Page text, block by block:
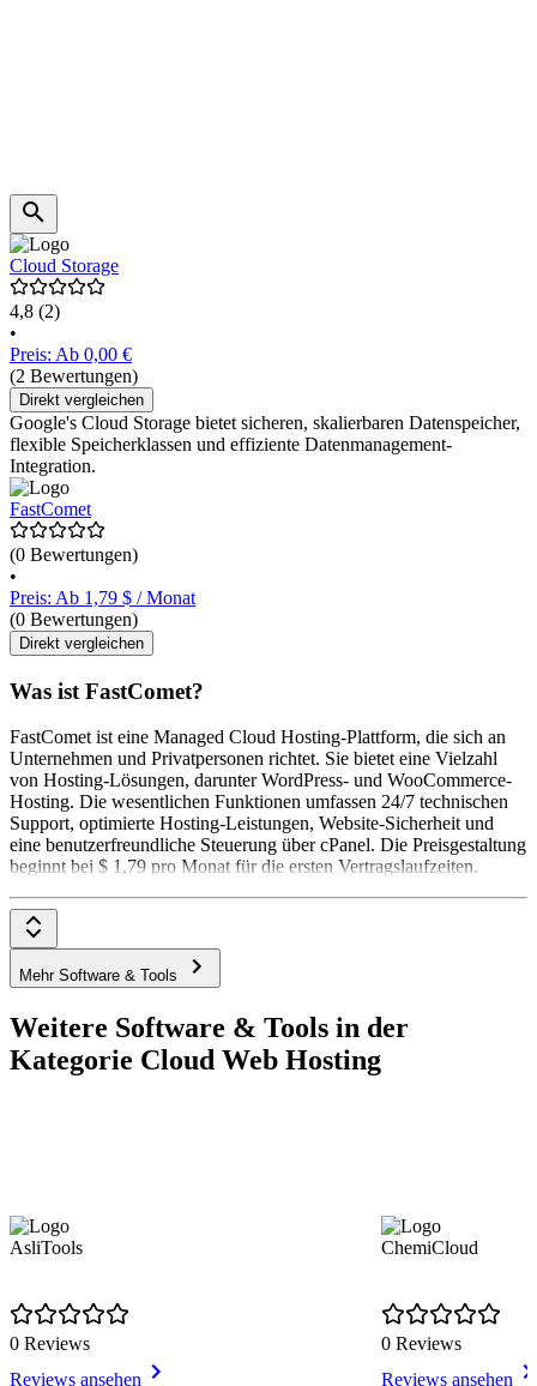
Cloud Storage
4,8 (2)
•
Preis: Ab 0,00 €
(2 Bewertungen)
Direkt vergleichen
Google's Cloud Storage bietet sicheren, skalierbaren Datenspeicher,
flexible Speicherklassen und effiziente Datenmanagement-
Integration.
FastComet
(0 Bewertungen)
•
Preis: Ab 1,79 $ / Monat
(0 Bewertungen)
Direkt vergleichen
Was ist FastComet?
FastComet ist eine Managed Cloud Hosting-Plattform, die sich an
Unternehmen und Privatpersonen richtet. Sie bietet eine Vielzahl
von Hosting-Lösungen, darunter WordPress- und WooCommerce-
Hosting. Die wesentlichen Funktionen umfassen 24/7 technischen
Support, optimierte Hosting-Leistungen, Website-Sicherheit und
eine benutzerfreundliche Steuerung über cPanel. Die Preisgestaltung
beginnt bei $ 1,79 pro Monat für die ersten Vertragslaufzeiten.
Mehr Software & Tools
Weitere Software & Tools in der
Kategorie Cloud Web Hosting
AsliTools
0 Reviews
Reviews ansehen
ChemiCloud
0 Reviews
Reviews ansehen